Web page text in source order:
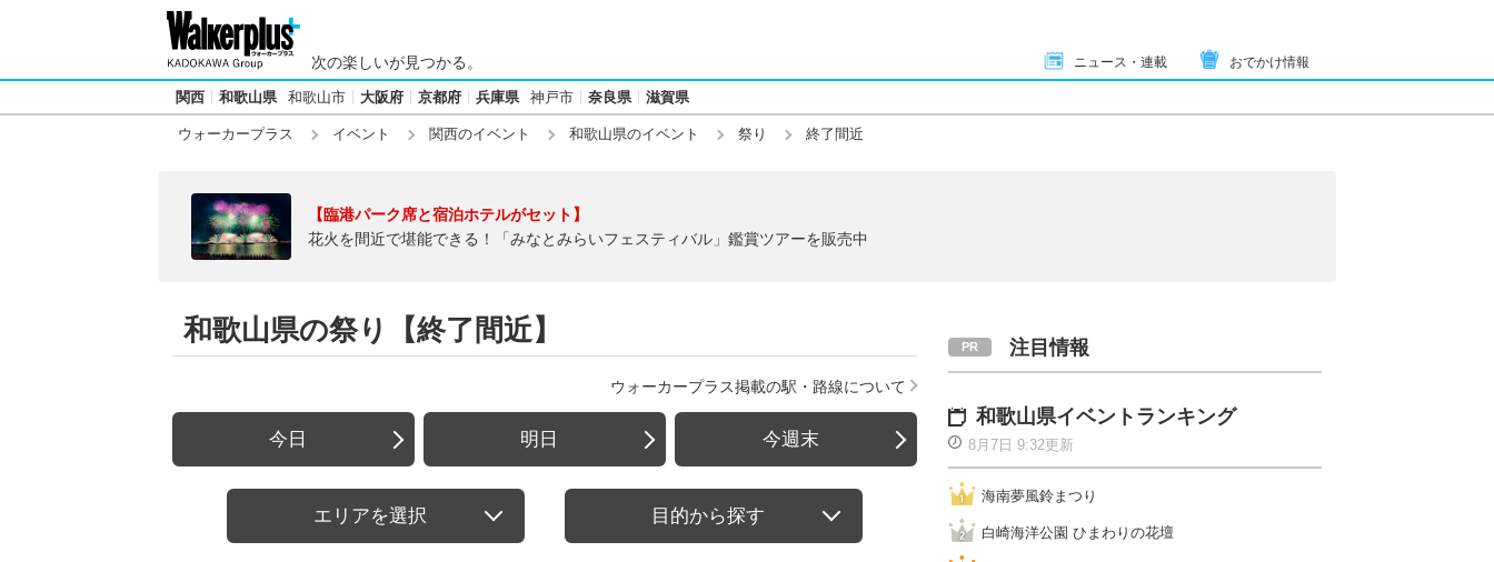
次の楽しいが見つかる。 ニュース・連載 おでかけ情報
関西 和歌山県 和歌山市 大阪府 京都府 兵庫県 神戸市 奈良県 滋賀県
ウォーカープラス イベント 関西のイベント 和歌山県のイベント 祭り 終了間近
【臨港パーク席と宿泊ホテルがセット】
花火を間近で堪能できる！「みなとみらいフェスティバル」鑑賞ツアーを販売中
和歌山県の祭り【終了間近】
ウォーカープラス掲載の駅・路線について
今日 明日 今週末
エリアを選択 目的から探す
注目情報
和歌山県イベントランキング
8月7日 9:32更新
海南夢風鈴まつり
白崎海洋公園 ひまわりの花壇